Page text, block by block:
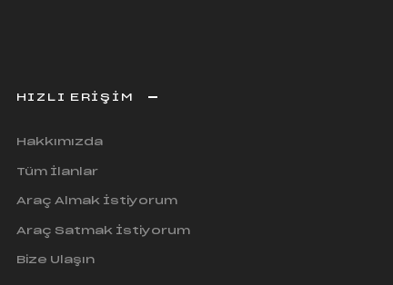
HIZLI ERİŞİM
Hakkımızda
Tüm İlanlar
Araç Almak İstiyorum
Araç Satmak İstiyorum
Bize Ulaşın